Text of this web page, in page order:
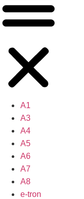
A1
A3
A4
A5
A6
A7
A8
e-tron